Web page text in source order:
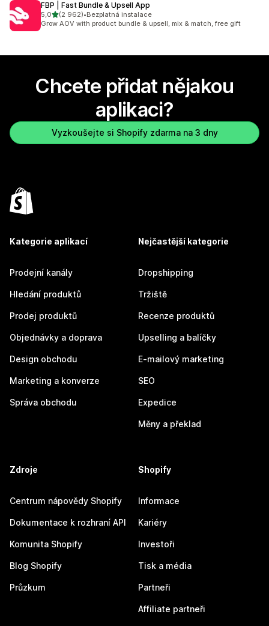
FBP | Fast Bundle & Upsell App
5,0z 5 hvězd
(2 962)
Celkový počet recenzí: 2962
•Bezplatná instalace
Grow AOV with product bundle & upsell, mix & match, free gift
Chcete přidat nějakou
aplikaci?
Vyzkoušejte si Shopify zdarma na 3 dny
Kategorie aplikací
Prodejní kanály
Hledání produktů
Prodej produktů
Objednávky a doprava
Design obchodu
Marketing a konverze
Správa obchodu
Nejčastější kategorie
Dropshipping
Tržiště
Recenze produktů
Upselling a balíčky
E-mailový marketing
SEO
Expedice
Měny a překlad
Zdroje
Centrum nápovědy Shopify
Dokumentace k rozhraní API
Komunita Shopify
Blog Shopify
Průzkum
Shopify
Informace
Kariéry
Investoři
Tisk a média
Partneři
Affiliate partneři